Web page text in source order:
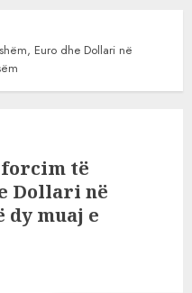
Euro dhe Dollari në
forcim të
Dollari në
muaj e